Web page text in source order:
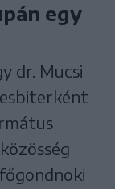
egy
dr. Mucsi